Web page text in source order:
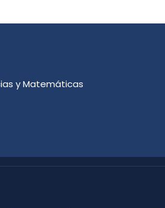
y Matemáticas